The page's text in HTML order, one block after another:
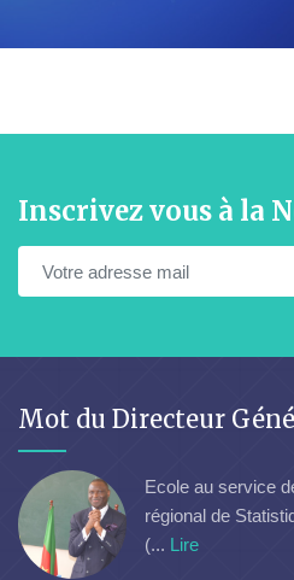
Inscrivez vous à la
Mot du Directeur
Ecole au service
régional de
(... Lire